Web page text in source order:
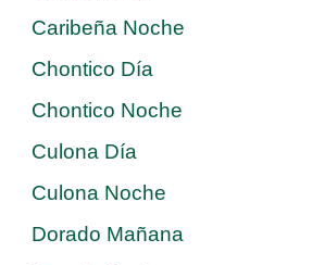
Caribeña Noche
Chontico Día
Chontico Noche
Culona Día
Culona Noche
Dorado Mañana